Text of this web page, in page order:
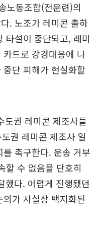
노동조합(전운련)의
. 노조가 레미콘 출하
타설이 중단되고, 레미
드로 강경대응에 나
단 피해가 현실화할
도권 레미콘 제조사들
권 레미콘 제조사 일
촉구한다. 운송 거부
할 수 없음을 단호히
했다. 어렵게 진행됐던
가 사실상 백지화된